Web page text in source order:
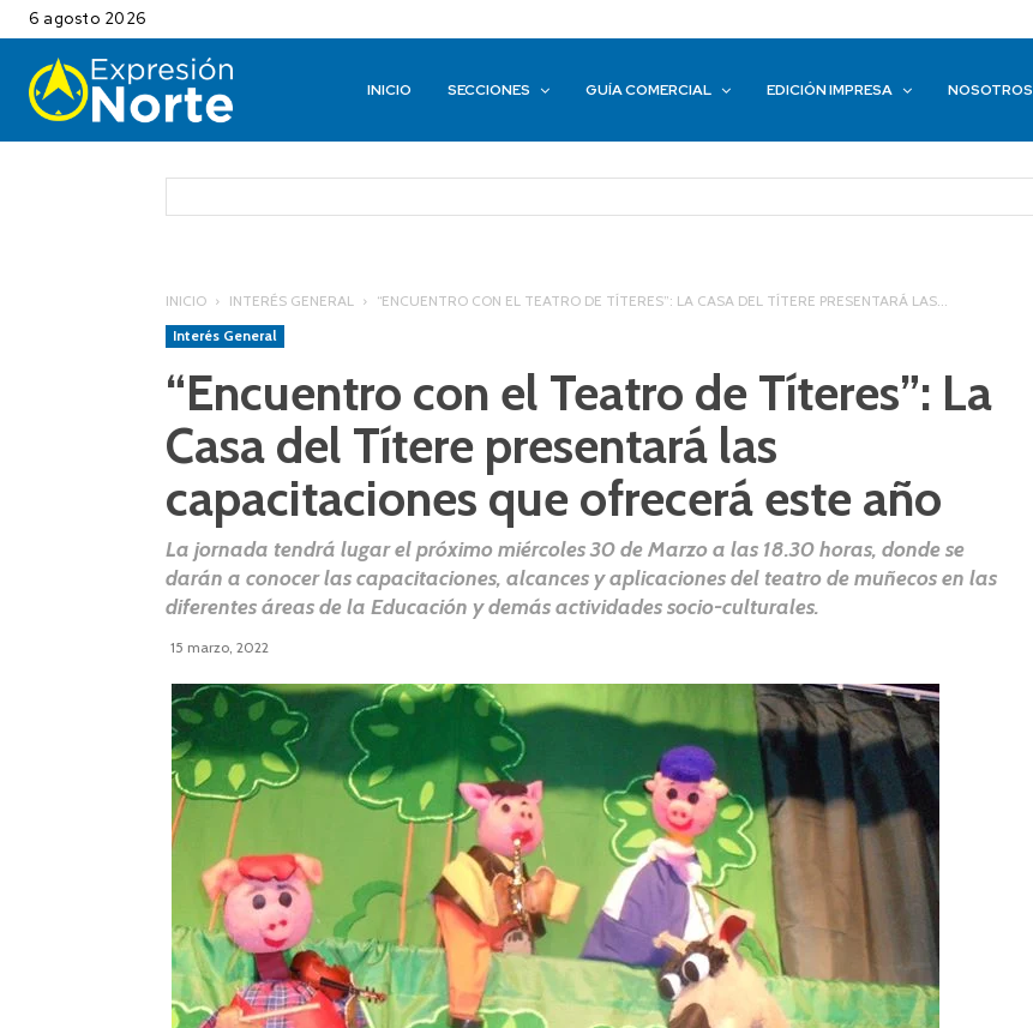
6 agosto 2026
INICIO SECCIONES GUÍA COMERCIAL EDICIÓN IMPRESA NOSOTROS
INICIO INTERÉS GENERAL
“ENCUENTRO CON EL TEATRO DE TÍTERES”: LA CASA DEL TÍTERE PRESENTARÁ LAS...
Interés General
“Encuentro con el Teatro de Títeres”: La
Casa del Títere presentará las
capacitaciones que ofrecerá este año
La jornada tendrá lugar el próximo miércoles 30 de Marzo a las 18.30 horas, donde se
darán a conocer las capacitaciones, alcances y aplicaciones del teatro de muñecos en las
diferentes áreas de la Educación y demás actividades socio-culturales.
15 marzo, 2022